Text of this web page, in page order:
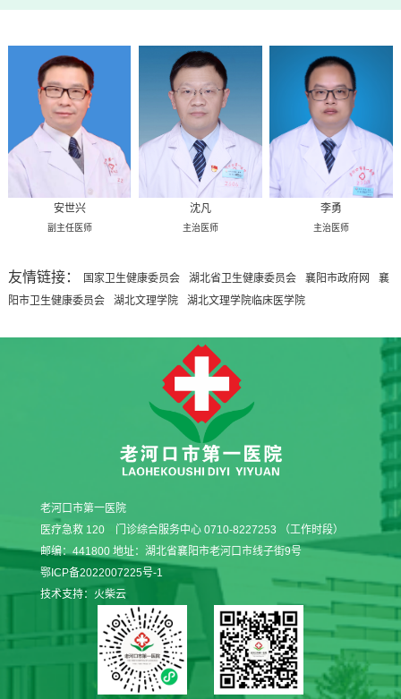
安世兴
副主任医师
沈凡
主治医师
李勇
主治医师
友情链接： 国家卫生健康委员会 湖北省卫生健康委员会 襄阳市政府网
襄
阳市卫生健康委员会
湖北文理学院 湖北文理学院临床医学院
老河口市第一医院
医疗急救 120 门诊综合服务中心 0710-8227253 （工作时段）
邮编：441800 地址：湖北省襄阳市老河口市线子街9号
鄂ICP备2022007225号-1
技术支持： 火柴云